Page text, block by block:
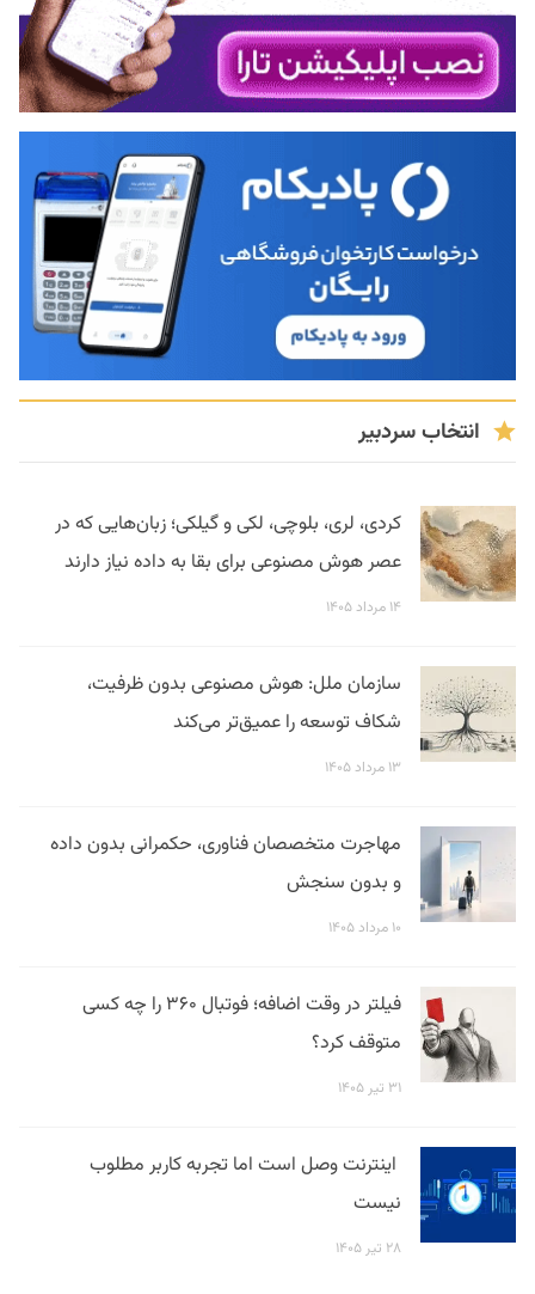
انتخاب سردبیر
کردی، لری، بلوچی، لکی و گیلکی؛ زبان‌هایی که در
عصر هوش مصنوعی برای بقا به داده نیاز دارند
۱۴ مرداد ۱۴۰۵
سازمان ملل: هوش مصنوعی بدون ظرفیت،
شکاف توسعه را عمیق‌تر می‌کند
۱۳ مرداد ۱۴۰۵
مهاجرت متخصصان فناوری، حکمرانی بدون داده
و بدون سنجش
۱۰ مرداد ۱۴۰۵
فیلتر در وقت اضافه؛ فوتبال ۳۶۰ را چه کسی
متوقف کرد؟
۳۱ تیر ۱۴۰۵
اینترنت وصل است اما تجربه کاربر مطلوب
نیست
۲۸ تیر ۱۴۰۵